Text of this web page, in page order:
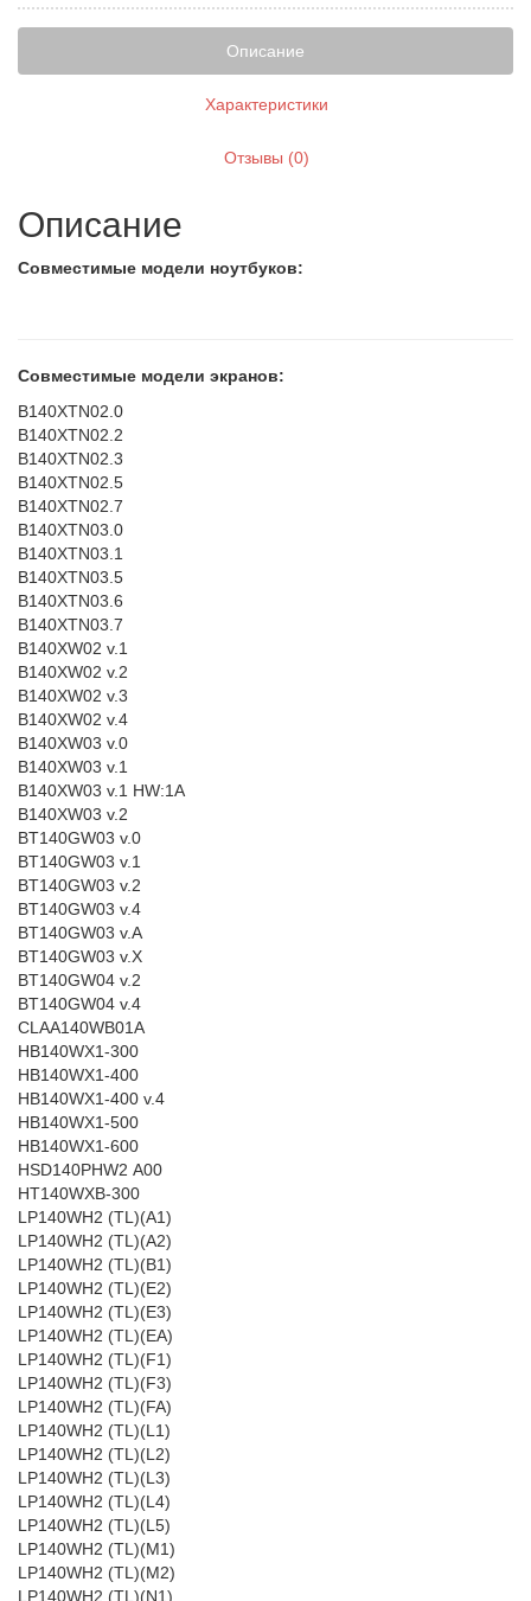
Описание
Характеристики
Отзывы (0)
Описание
Совместимые модели ноутбуков:
Совместимые модели экранов:
B140XTN02.0
B140XTN02.2
B140XTN02.3
B140XTN02.5
B140XTN02.7
B140XTN03.0
B140XTN03.1
B140XTN03.5
B140XTN03.6
B140XTN03.7
B140XW02 v.1
B140XW02 v.2
B140XW02 v.3
B140XW02 v.4
B140XW03 v.0
B140XW03 v.1
B140XW03 v.1 HW:1A
B140XW03 v.2
BT140GW03 v.0
BT140GW03 v.1
BT140GW03 v.2
BT140GW03 v.4
BT140GW03 v.A
BT140GW03 v.X
BT140GW04 v.2
BT140GW04 v.4
CLAA140WB01A
HB140WX1-300
HB140WX1-400
HB140WX1-400 v.4
HB140WX1-500
HB140WX1-600
HSD140PHW2 A00
HT140WXB-300
LP140WH2 (TL)(A1)
LP140WH2 (TL)(A2)
LP140WH2 (TL)(B1)
LP140WH2 (TL)(E2)
LP140WH2 (TL)(E3)
LP140WH2 (TL)(EA)
LP140WH2 (TL)(F1)
LP140WH2 (TL)(F3)
LP140WH2 (TL)(FA)
LP140WH2 (TL)(L1)
LP140WH2 (TL)(L2)
LP140WH2 (TL)(L3)
LP140WH2 (TL)(L4)
LP140WH2 (TL)(L5)
LP140WH2 (TL)(M1)
LP140WH2 (TL)(M2)
LP140WH2 (TL)(N1)